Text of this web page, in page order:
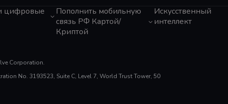
цифровые
Пополнить мобильную
связь РФ Картой/
Криптой
Мегафон
Искусственный
интеллект
Perplexity
Suno AI
Corporation.
No. 3193523, Suite C, Level 7, World Trust Tower, 50